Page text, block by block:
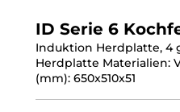
ID Serie 6
Induktion Herdplatte, 4
Herdplatte Materialien:
(mm): 650x510x51